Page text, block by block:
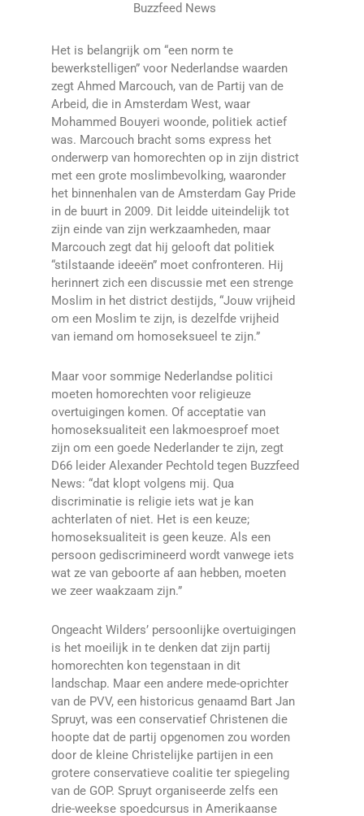
Buzzfeed News
Het is belangrijk om “een norm te
bewerkstelligen” voor Nederlandse waarden
zegt Ahmed Marcouch, van de Partij van de
Arbeid, die in Amsterdam West, waar
Mohammed Bouyeri woonde, politiek actief
was. Marcouch bracht soms express het
onderwerp van homorechten op in zijn district
met een grote moslimbevolking, waaronder
het binnenhalen van de Amsterdam Gay Pride
in de buurt in 2009. Dit leidde uiteindelijk tot
zijn einde van zijn werkzaamheden, maar
Marcouch zegt dat hij gelooft dat politiek
“stilstaande ideeën” moet confronteren. Hij
herinnert zich een discussie met een strenge
Moslim in het district destijds, “Jouw vrijheid
om een Moslim te zijn, is dezelfde vrijheid
van iemand om homoseksueel te zijn.”
Maar voor sommige Nederlandse politici
moeten homorechten voor religieuze
overtuigingen komen. Of acceptatie van
homoseksualiteit een lakmoesproef moet
zijn om een goede Nederlander te zijn, zegt
D66 leider Alexander Pechtold tegen Buzzfeed
News: “dat klopt volgens mij. Qua
discriminatie is religie iets wat je kan
achterlaten of niet. Het is een keuze;
homoseksualiteit is geen keuze. Als een
persoon gediscrimineerd wordt vanwege iets
wat ze van geboorte af aan hebben, moeten
we zeer waakzaam zijn.”
Ongeacht Wilders’ persoonlijke overtuigingen
is het moeilijk in te denken dat zijn partij
homorechten kon tegenstaan in dit
landschap. Maar een andere mede-oprichter
van de PVV, een historicus genaamd Bart Jan
Spruyt, was een conservatief Christenen die
hoopte dat de partij opgenomen zou worden
door de kleine Christelijke partijen in een
grotere conservatieve coalitie ter spiegeling
van de GOP. Spruyt organiseerde zelfs een
drie-weekse spoedcursus in Amerikaanse